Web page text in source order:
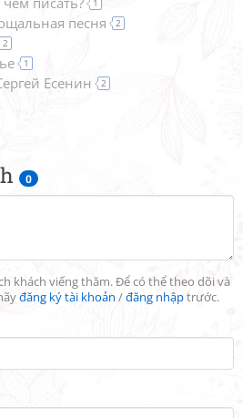
0
khách viếng thăm. Để có thể theo dõi và
đăng ký tài khoản /đăng nhậptrước.
1
песня 2
2
1
Есенин 2